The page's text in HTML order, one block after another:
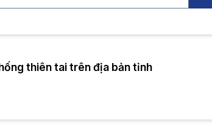
thiên tai trên địa bản tỉnh